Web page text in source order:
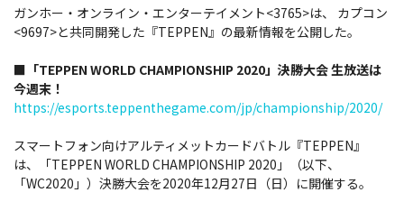
ガンホー・オンライン・エンターテイメント<3765>は、 カプコン
<9697>と共同開発した『TEPPEN』の最新情報を公開した。
■「TEPPEN WORLD CHAMPIONSHIP 2020」決勝大会 生放送は
今週末！
https://esports.teppenthegame.com/jp/championship/2020/
スマートフォン向けアルティメットカードバトル『TEPPEN』
は、「TEPPEN WORLD CHAMPIONSHIP 2020」（以下、
「WC2020」）決勝大会を2020年12月27日（日）に開催する。